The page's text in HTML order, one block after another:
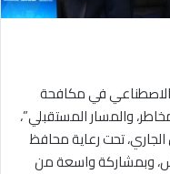
في مكافحة
والمسار المستقبلي”،
مدار الفترة من 1-3 أيلول الجاري، تحت رعاية محافظ
وبمشاركة واسعة من